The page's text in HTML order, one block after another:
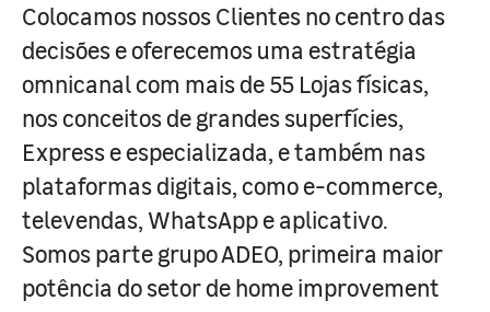
Colocamos nossos Clientes no centro das
decisões e oferecemos uma estratégia
omnicanal com mais de 55 Lojas físicas,
nos conceitos de grandes superfícies,
Express e especializada, e também nas
plataformas digitais, como e-commerce,
televendas, WhatsApp e aplicativo.
Somos parte grupo ADEO, primeira maior
potência do setor de home improvement